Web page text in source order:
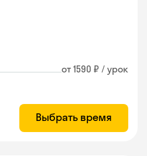
от 1590 ₽ / урок
Выбрать время